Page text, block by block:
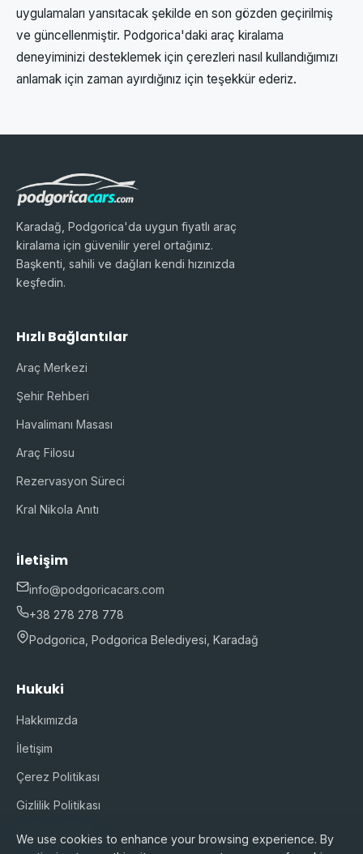
We use cookies to enhance your browsing experience. By
uygulamaları yansıtacak şekilde en son gözden geçirilmiş
ve güncellenmiştir. Podgorica'daki araç kiralama
deneyiminizi desteklemek için çerezleri nasıl kullandığımızı
anlamak için zaman ayırdığınız için teşekkür ederiz.
Karadağ, Podgorica'da uygun fiyatlı araç
kiralama için güvenilir yerel ortağınız.
Başkenti, sahili ve dağları kendi hızınızda
keşfedin.
Hızlı Bağlantılar
Araç Merkezi
Şehir Rehberi
Havalimanı Masası
Araç Filosu
Rezervasyon Süreci
Kral Nikola Anıtı
İletişim
info@podgoricacars.com
+38 278 278 778
Podgorica, Podgorica Belediyesi, Karadağ
Hukuki
Hakkımızda
İletişim
Çerez Politikası
Gizlilik Politikası
Hizmet Şartları